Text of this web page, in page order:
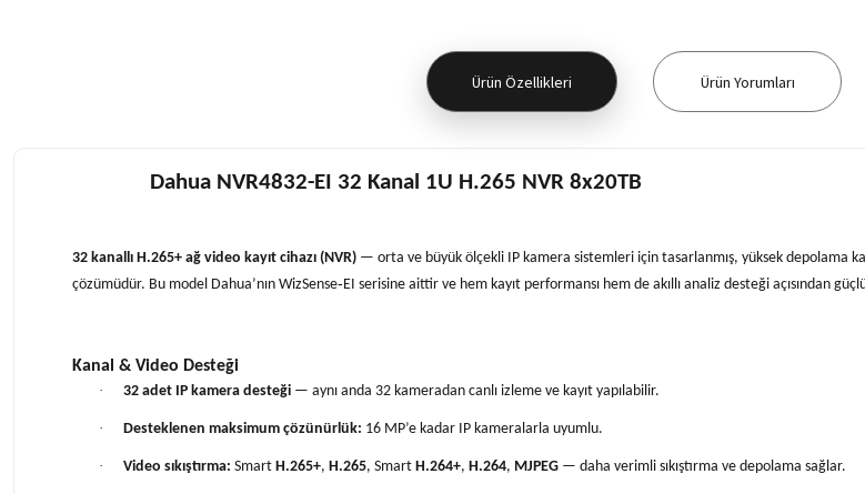
Ürün Özellikleri Ürün Yorumları
Dahua NVR4832-EI 32 Kanal 1U H.265 NVR 8x20TB
32 kanallı H.265+ ağ video kayıt cihazı (NVR) — orta ve büyük ölçekli IP kamera sistemleri için tasarlanmış, yüksek depolama
çözümüdür. Bu model Dahua’nın WizSense‑EI serisine aittir ve hem kayıt performansı hem de akıllı analiz desteği açısından
Kanal & Video Desteği
· 32 adet IP kamera desteği — aynı anda 32 kameradan canlı izleme ve kayıt yapılabilir.
· Desteklenen maksimum çözünürlük: 16 MP’e kadar IP kameralarla uyumlu.
· Video sıkıştırma: Smart H.265+, H.265, Smart H.264+, H.264, MJPEG — daha verimli sıkıştırma ve depolama sağlar.